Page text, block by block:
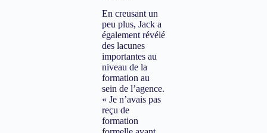
En creusant un
peu plus, Jack a
également révélé
des lacunes
importantes au
niveau de la
formation au
sein de l’agence.
« Je n’avais pas
reçu de
formation